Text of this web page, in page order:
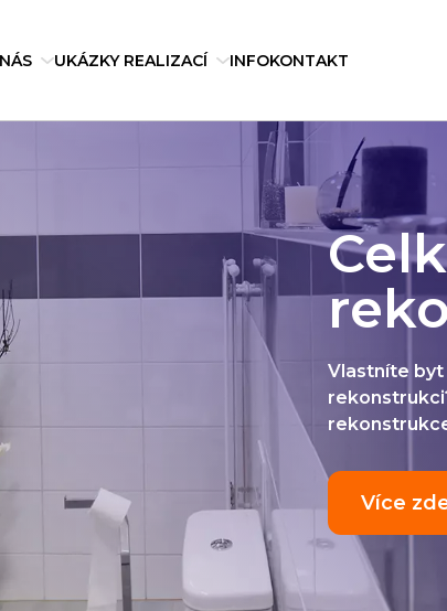
UKÁZKY REALIZACÍ INFOKONTAKT
Vlastníte byt